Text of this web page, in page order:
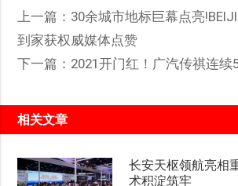
上一篇： 30余城市地标巨幕点亮
到家获权威媒体点赞
下一篇： 2021开门红！广汽传祺连续
相关文章
长安天枢领航亮相
术积淀筑牢